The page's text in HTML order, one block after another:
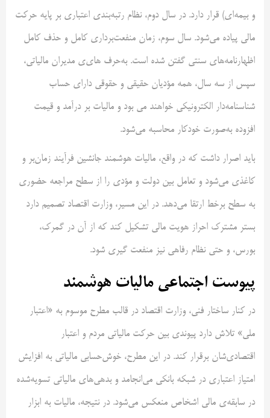
و بیمه‌ای) قرار دارد. در سال دوم، نظام رتبه‌بندی اعتباری بر پایه حرکت
مالی پیاده می‌شود. سال سوم، زمان منفعت‌برداری کامل و حذف کامل
اظهارنامه‌های سنتی گفتن شده است. به‌حرف های‌ی مدیران مالیاتی،
سپس از سه سال، همه مؤدیان حقیقی و حقوقی دارای حساب
شناسنامه‌دار الکترونیکی خواهند می بود و مالیات بر درآمد و قیمت
افزوده به‌صورت خودکار محاسبه می‌شود.
باید اصرار داشت که در واقع، مالیات هوشمند جانشین فرآیند زمان‌بر و
کاغذی می‌شود و تعامل بین دولت و مؤدی را از سطح مراجعه حضوری
به سطح برخط ارتقا می‌دهد. در این مسیر، وزارت اقتصاد تصمیم دارد
بستر مشترک احراز هویت مالی تشکیل کند که از آن در گمرک،
بورس، و حتی نظام رفاهی نیز منفعت گیری شود.
پیوست اجتماعی مالیات هوشمند
در کنار ساختار فنی، وزارت اقتصاد در قالب مطرح موسوم به «اعتبار
ملی» تلاش دارد پیوندی بین حرکت مالیاتی مردم و اعتبار
اقتصادی‌شان برقرار کند. در این مطرح، خوش‌حسابی مالیاتی به افزایش
امتیاز اعتباری در شبکه بانکی می‌انجامد و بدهی‌های مالیاتی تسویه‌شده
در سابقه‌ی مالی اشخاص منعکس می‌شود. در نتیجه، مالیات به ابزار